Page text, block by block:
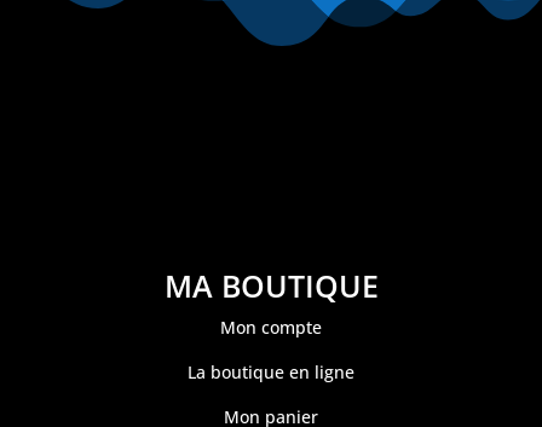
MA BOUTIQUE
Mon compte
La boutique en ligne
Mon panier